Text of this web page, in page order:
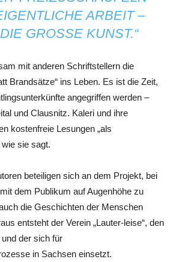
ARBEIT –
GROSSE KUNST.“
mit anderen Schriftstellern die
Brandsätze“ ins Leben. Es ist die Zeit,
angegriffen werden –
und Clausnitz. Kaleri und ihre
kostenfreie Lesungen „als
sie sagt.
beteiligen sich an dem Projekt, bei
dem Publikum auf Augenhöhe zu
die Geschichten der Menschen
entsteht der Verein „Lauter-leise“, den
der sich für
in Sachsen einsetzt.